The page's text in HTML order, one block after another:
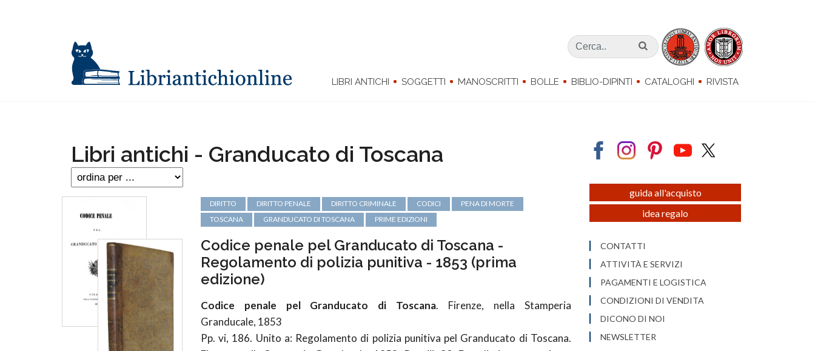
LIBRI ANTICHI SOGGETTI MANOSCRITTI BOLLE BIBLIO-DIPINTI CATALOGHI RIVISTA
Libri antichi - Granducato di Toscana
DIRITTO DIRITTO PENALE DIRITTO CRIMINALE CODICI
PENA DI MORTE
TOSCANA
GRANDUCATO DI TOSCANA PRIME EDIZIONI
Codice penale pel Granducato di Toscana -
Regolamento di polizia punitiva - 1853 (prima
edizione)
Codice penale pel Granducato di Toscana. Firenze, nella Stamperia
Granducale, 1853
Pp. vi, 186. Unito a: Regolamento di polizia punitiva pel Granducato di Toscana.
guida all'acquisto
idea regalo
CONTATTI
ATTIVITÀ E SERVIZI
PAGAMENTI E LOGISTICA
CONDIZIONI DI VENDITA
DICONO DI NOI
NEWSLETTER